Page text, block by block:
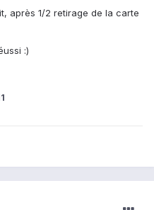
après 1/2 retirage de la carte
:)